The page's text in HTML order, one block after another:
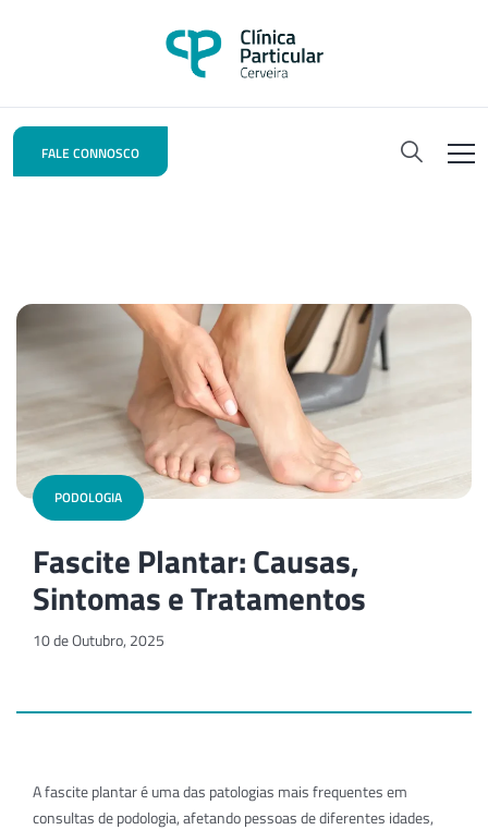
FALE CONNOSCO
PODOLOGIA
Fascite Plantar: Causas,
Sintomas e Tratamentos
10 de Outubro, 2025
A fascite plantar é uma das patologias mais frequentes em
consultas de podologia, afetando pessoas de diferentes idades,